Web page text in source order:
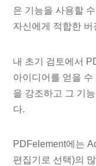
은 기능을 사용할
자신에게 적합한
내 초기 검토에서
아이디어를 얻을
을 강조하고 그 기
다.
PDFelement에는
편집기로 선택)의